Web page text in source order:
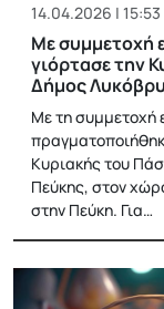
14.04.2026 | 15:53
Με συμμετοχή
γιόρτασε την
Δήμος
Με τη συμμετοχή
Κυριακής του
Πεύκης, στον
στην Πεύκη. Για…